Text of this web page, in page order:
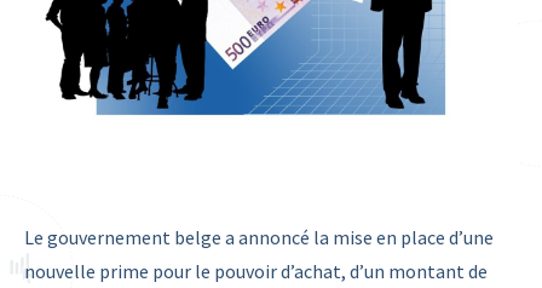
Le gouvernement belge a annoncé la mise en place d’une
nouvelle prime pour le pouvoir d’achat, d’un montant de